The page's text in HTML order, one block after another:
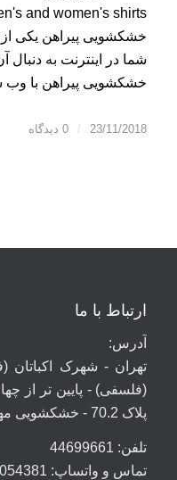
and women's shirts
خشکشویی پیراهن یکی
شما در اینترنت به
خشکشویی پیراهن با
23/11/2018
/ 0 دیدگاه
ارتباط با ما
آدرس:
(فلسفی) - پایین تر از
پلاک 70.2 - خشکشویی مهروز
تلفن: 44699661
تماس و واتساپ: 09212054381